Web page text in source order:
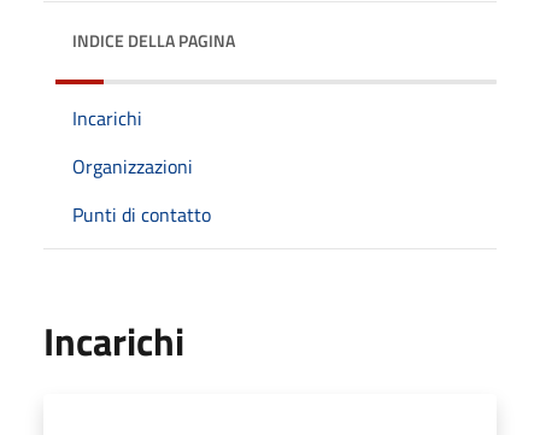
INDICE DELLA PAGINA
Incarichi
Organizzazioni
Punti di contatto
Incarichi